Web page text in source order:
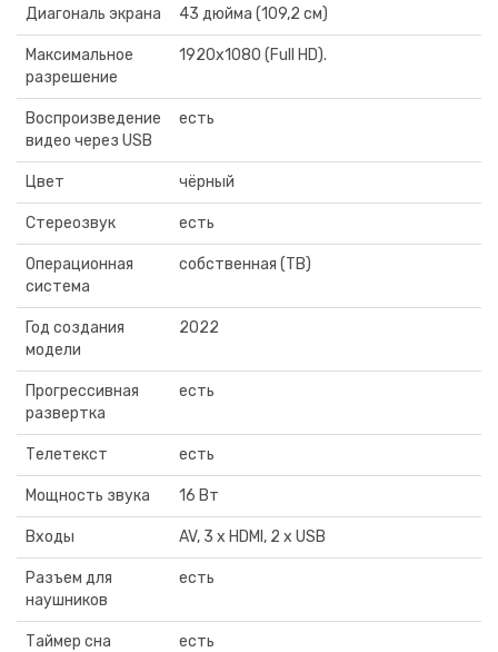
Диагональ экрана 43 дюйма (109,2 см)
Максимальное
разрешение
1920x1080 (Full HD).
Воспроизведение
видео через USB
есть
Цвет чёрный
Стереозвук есть
Операционная
система
собственная (ТВ)
Год создания
модели
2022
Прогрессивная
развертка
есть
Телетекст есть
Мощность звука 16 Вт
Входы AV, 3 x HDMI, 2 x USB
Разъем для
наушников
есть
Таймер сна есть